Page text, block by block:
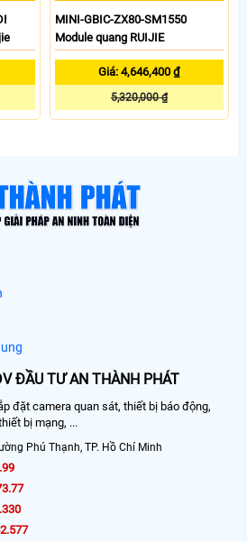
MINI-GBIC-ZX80-SM1550
Module quang RUIJIE
Giá: 4,646,400 ₫
5,320,000 ₫
ĐẦU TƯ AN THÀNH PHÁT
đặt camera quan sát, thiết bị báo động,
bị mạng, ...
Phú Thạnh, TP. Hồ Chí Minh